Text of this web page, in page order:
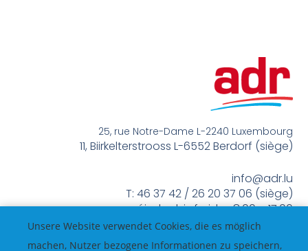
25, rue Notre-Dame L-2240 Luxembourg
11, Biirkelterstrooss L-6552 Berdorf (siège)
info@adr.lu
T: 46 37 42 / 26 20 37 06 (siège)
méindes bis freides 8:00 – 17:00
Unsere Website verwendet Cookies, die es möglich
machen, Nutzer bezogene Informationen zu speichern,